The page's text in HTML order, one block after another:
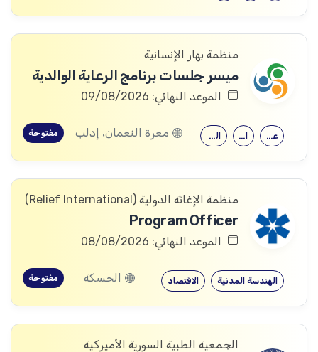
منظمة بهار الإنسانية
ميسر جلسات برنامج الرعاية الوالدية
الموعد النهائي: 09/08/2026
الثانوية العامة الحقوق علم النفس معرة النعمان، إدلب مفتوحة
منظمة الإغاثة الدولیة (Relief International)
Program Officer
الموعد النهائي: 08/08/2026
الاقتصاد الهندسة المدنية الحسكة مفتوحة
الجمعية الطبية السورية الأميركية